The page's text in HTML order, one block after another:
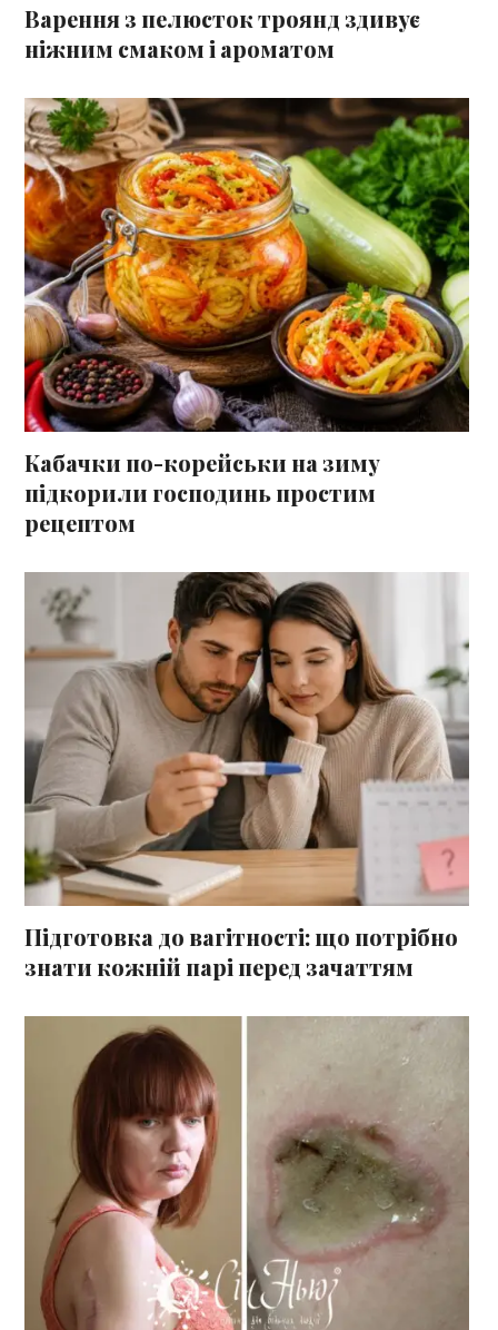
Варення з пелюсток троянд здивує
ніжним смаком і ароматом
Кабачки по-корейськи на зиму
підкорили господинь простим
рецептом
Підготовка до вагітності: що потрібно
знати кожній парі перед зачаттям